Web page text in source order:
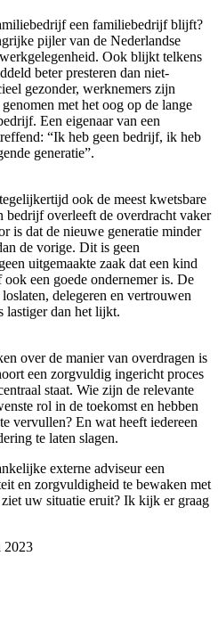
een familiebedrijf blijft?
pijler van de Nederlandse
Ook blijkt telkens
beter presteren dan niet-
gezonder, werknemers zijn
met het oog op de lange
Een eigenaar van een
“Ik heb geen bedrijf, ik heb
generatie”.
ook de meest kwetsbare
bedrijf overleeft de overdracht vaker
is dat de nieuwe generatie minder
de vorige. Dit is geen
uitgemaakte zaak dat een kind
een goede ondernemer is. De
delegeren en vertrouwen
lastiger dan het lijkt.
over de manier van overdragen is
een zorgvuldig ingericht proces
staat. Wie zijn de relevante
rol in de toekomst en hebben
vervullen? En wat heeft iedereen
te laten slagen.
externe adviseur een
en zorgvuldigheid te bewaken met
uw situatie eruit? Ik kijk er graag
2023